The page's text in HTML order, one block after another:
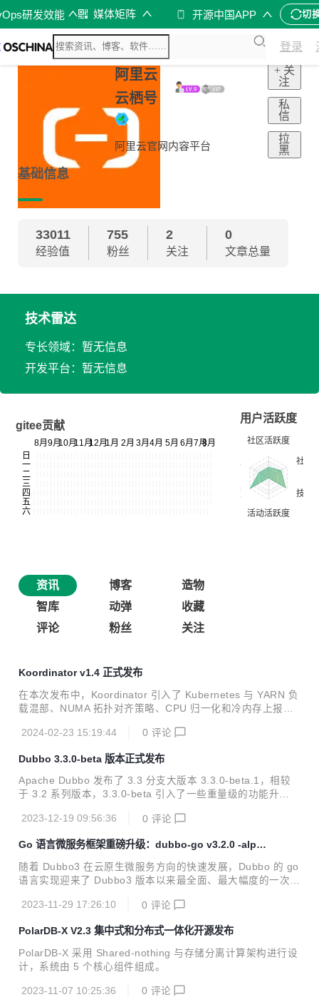
研发效能 媒体矩阵 开源中国APP 切
登录
阿里云
云栖号
阿里云官网内容平台
+ 关
注
私
信
拉
黑
基础信息
33011
经验值
755
粉丝
2
关注
0
文章总量
技术雷达
专长领域：暂无信息
开发平台：暂无信息
gitee贡献
用户活跃度
资讯 博客
造物
智库
动弹
收藏
评论
粉丝 关注
Koordinator v1.4 正式发布
在本次发布中，Koordinator 引入了 Kubernetes 与 YARN 负
载混部、NUMA 拓扑对齐策略、CPU 归一化和冷内存上报等
的 QoS 管理、重调度防护策略等领域的功能。这些新增和改
于复杂和多样化的应用场景。
2024-02-23 15:19:44 0 评论
Dubbo 3.3.0-beta 版本正式发布
Apache Dubbo 发布了 3.3 分支大版本 3.3.0-beta.1，相较
于 3.2 系列版本，3.3.0-beta 引入了一些重量级的功能升
2023-12-19 09:56:36
0 评论
Go 语言微服务框架重磅升级：dubbo-go v3.2.0 -alpha
版本预览
随着 Dubbo3 在云原生微服务方向的快速发展，Dubbo 的 go
语言实现迎来了 Dubbo3 版本以来最全面、最大幅度的一次升
测能力等。总的来说，新版本的 dubbo-go：
2023-11-29 17:26:10 0 评论
PolarDB-X V2.3 集中式和分布式一体化开源发布
PolarDB-X 采用 Shared-nothing 与存储分离计算架构进行设
计，系统由 5 个核心组件组成。
2023-11-07 10:25:36 0 评论